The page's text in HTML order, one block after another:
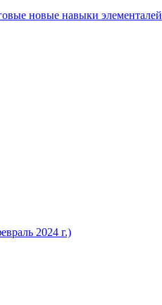
новые навыки элементалей
2024 г.)